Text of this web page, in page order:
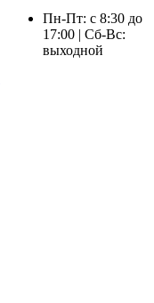
Пн-Пт: с 8:30 до
17:00 | Сб-Вс:
выходной